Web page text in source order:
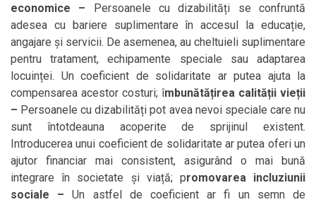
economice – Persoanele cu dizabilități se confruntă
adesea cu bariere suplimentare în accesul la educație,
angajare și servicii. De asemenea, au cheltuieli suplimentare
pentru tratament, echipamente speciale sau adaptarea
locuinței. Un coeficient de solidaritate ar putea ajuta la
compensarea acestor costuri; îmbunătățirea calității vieții
– Persoanele cu dizabilități pot avea nevoi speciale care nu
sunt întotdeauna acoperite de sprijinul existent.
Introducerea unui coeficient de solidaritate ar putea oferi un
ajutor financiar mai consistent, asigurând o mai bună
integrare în societate și viață; promovarea incluziunii
sociale –Un astfel de coeficient ar fi un semn de